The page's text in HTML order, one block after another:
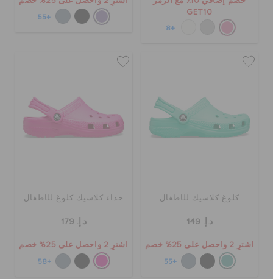
GET10
+8
+55
كلوغ كلاسيك للأطفال
د.إ. 149
اشترِ 2 واحصل على 25% خصم
+55
حذاء كلاسيك كلوغ للأطفال
د.إ. 179
اشترِ 2 واحصل على 25% خصم
+58